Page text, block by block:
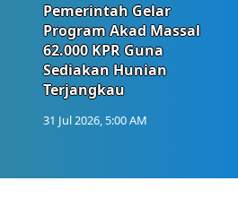
Pemerintah Gelar
Program Akad Massal
62.000 KPR Guna
Sediakan Hunian
Terjangkau
31 Jul 2026, 5:00 AM